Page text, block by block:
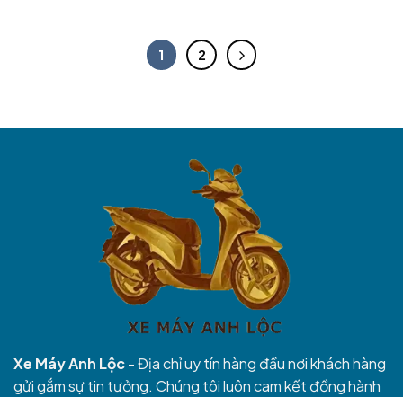
1 2
Xe Máy Anh Lộc- Địa chỉ uy tín hàng đầu nơi khách hàng
gửi gắm sự tin tưởng. Chúng tôi luôn cam kết đồng hành